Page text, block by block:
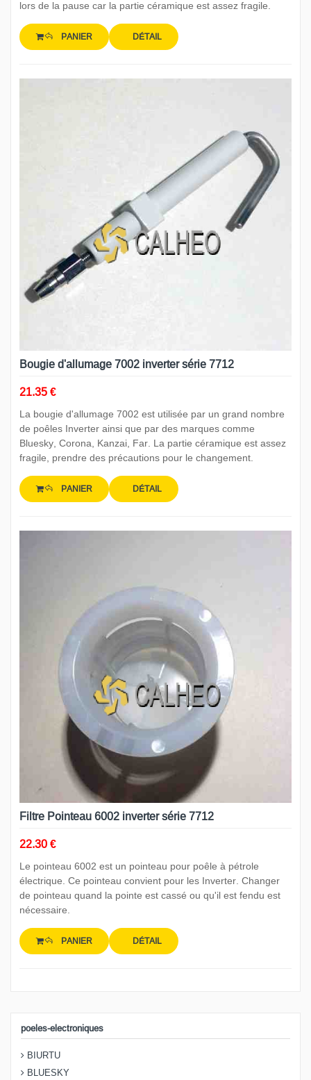
lors de la pause car la partie céramique est assez fragile.
PANIER DÉTAIL
Bougie d'allumage 7002 inverter série 7712
21.35 €
La bougie d'allumage 7002 est utilisée par un grand nombre
de poêles Inverter ainsi que par des marques comme
Bluesky, Corona, Kanzai, Far. La partie céramique est assez
fragile, prendre des précautions pour le changement.
PANIER DÉTAIL
Filtre Pointeau 6002 inverter série 7712
22.30 €
Le pointeau 6002 est un pointeau pour poêle à pétrole
électrique. Ce pointeau convient pour les Inverter. Changer
de pointeau quand la pointe est cassé ou qu'il est fendu est
nécessaire.
PANIER DÉTAIL
poeles-electroniques
BIURTU
BLUESKY